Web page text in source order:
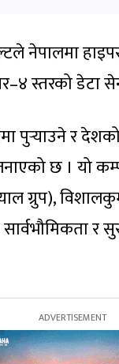
नेपालमा
स्तरको डेटा
पुर्‍याउने र
छ । यो
ग्रुप),
र